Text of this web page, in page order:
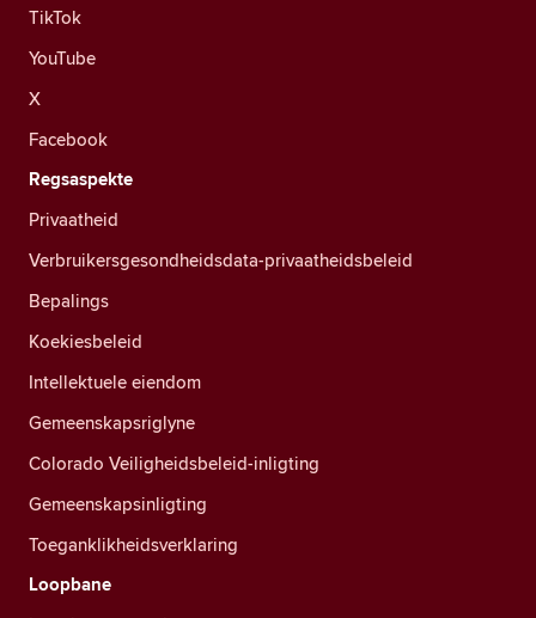
TikTok
YouTube
X
Facebook
Regsaspekte
Privaatheid
Verbruikersgesondheidsdata-privaatheidsbeleid
Bepalings
Koekiesbeleid
Intellektuele eiendom
Gemeenskapsriglyne
Colorado Veiligheidsbeleid-inligting
Gemeenskapsinligting
Toeganklikheidsverklaring
Loopbane